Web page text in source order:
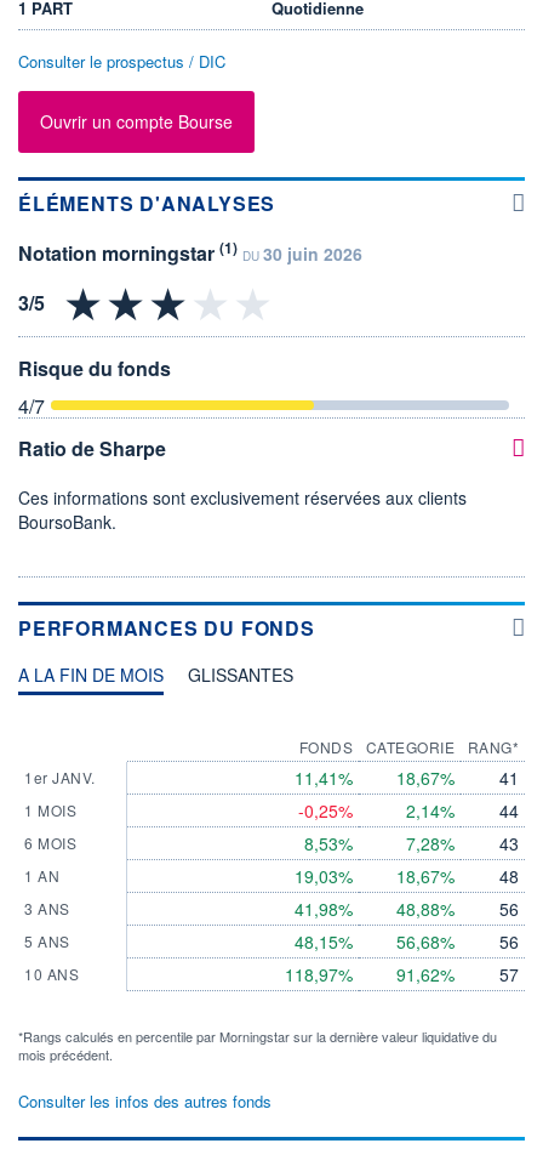
1 PART Quotidienne
Consulter le prospectus / DIC
Ouvrir un compte Bourse
ÉLÉMENTS D'ANALYSES
Notation morningstar (1) DU 30 juin 2026
Risque du fonds
4/7
Ratio de Sharpe
Ces informations sont exclusivement réservées aux clients
BoursoBank.
PERFORMANCES DU FONDS
A LA FIN DE MOIS GLISSANTES
1er JANV.
1 MOIS
6 MOIS
1 AN
3 ANS
5 ANS
10 ANS
FONDS
11,41%
-0,25%
8,53%
19,03%
41,98%
48,15%
118,97%
CATEGORIE
18,67%
2,14%
7,28%
18,67%
48,88%
56,68%
91,62%
RANG*
41
44
43
48
56
56
57
*Rangs calculés en percentile par Morningstar sur la dernière valeur liquidative du
mois précédent.
Consulter les infos des autres fonds